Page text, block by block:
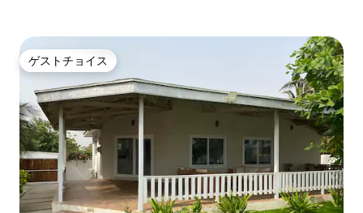
ゲストチョイス
ゲストチョイス